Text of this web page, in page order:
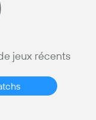
jeux récents